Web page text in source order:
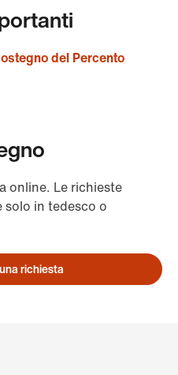
del Percento
online. Le richieste
solo in tedesco o
richiesta